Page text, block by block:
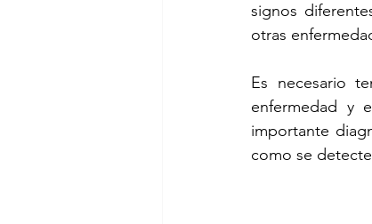
signos
otras
Es necesario
enfermedad y
importante
como se